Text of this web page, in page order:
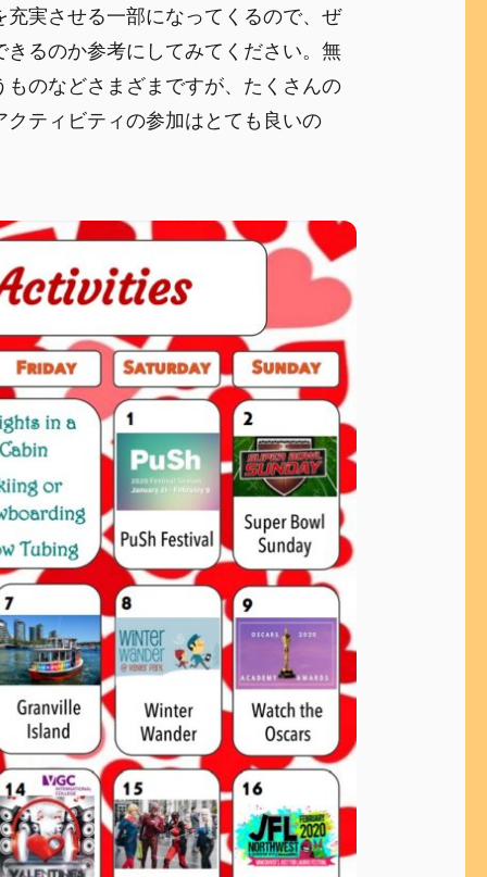
実させる一部になってくるので、ぜ
るのか参考にしてみてください。無
のなどさまざまですが、たくさんの
ティビティの参加はとても良いの